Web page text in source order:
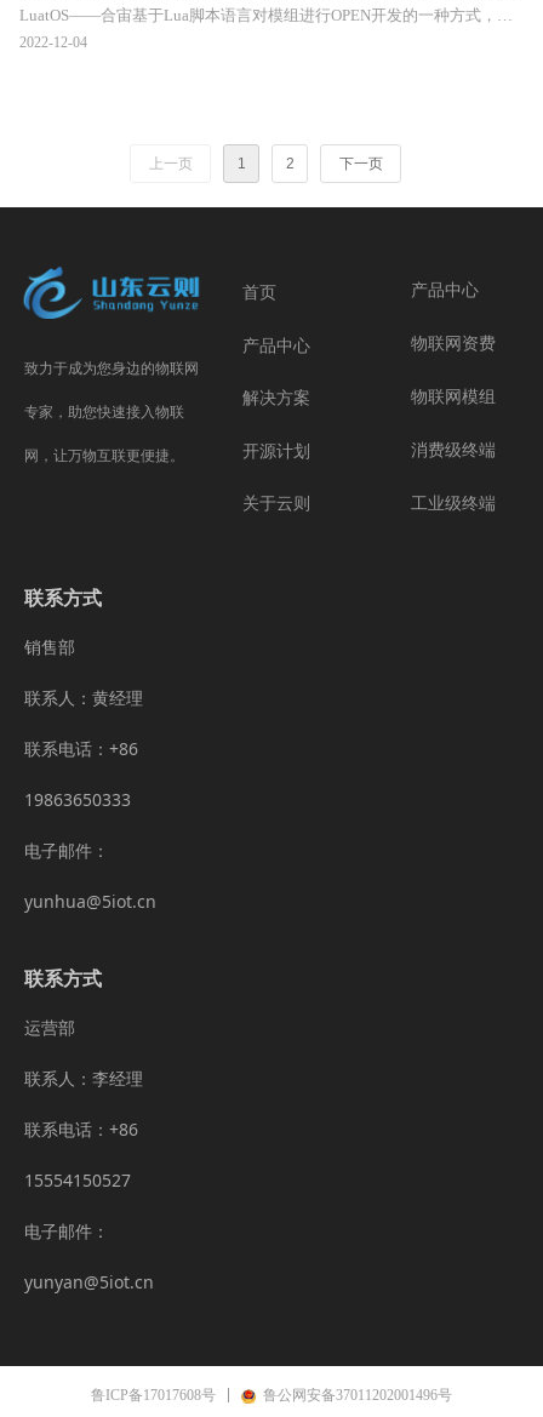
Cat.1模组（EC618平台）
LuatOS——合宙基于Lua脚本语言对模组进行OPEN开发的一种方式，通
过完善的嵌入式操作系统LuatOS，使得物联网主控CPU更容易被用户使
2022-12-04
上一页 1 2 下一页
致力于成为您身边的物联网
专家，助您快速接入物联
网，让万物互联更便捷。
首页
产品中心
解决方案
开源计划
关于云则
联系方式
销售部
联系人：黄经理
联系电话：+86
19863650333
电子邮件：
yunhua@5iot.cn
联系方式
运营部
联系人：李经理
联系电话：+86
15554150527
电子邮件：
yunyan@5iot.cn
产品中心
物联网资费
物联网模组
消费级终端
工业级终端
鲁ICP备17017608号 鲁公网安备37011202001496号